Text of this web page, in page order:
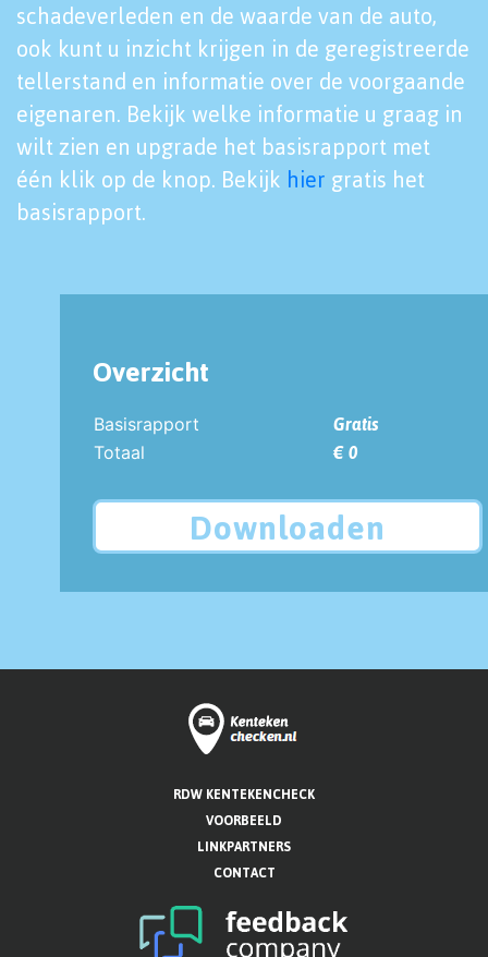
schadeverleden en de waarde van de auto,
ook kunt u inzicht krijgen in de geregistreerde
tellerstand en informatie over de voorgaande
eigenaren. Bekijk welke informatie u graag in
wilt zien en upgrade het basisrapport met
één klik op de knop. Bekijk hier gratis het
basisrapport.
Overzicht
Basisrapport
Gratis
Totaal
€ 0
Downloaden
RDW KENTEKENCHECK
VOORBEELD
LINKPARTNERS
CONTACT